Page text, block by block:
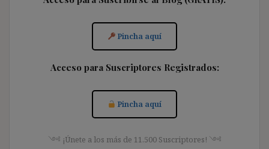
Pincha aquí
Acceso para Suscriptores Registrados:
Pincha aquí
༺ ¡Únete a los más de 11.500 Suscriptores! ༺